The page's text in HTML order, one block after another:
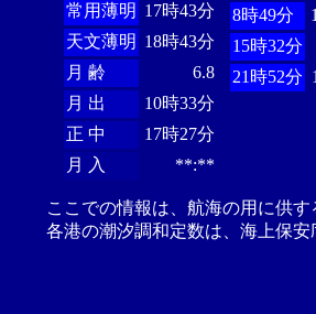
常用薄明 17時43分
天文薄明 18時43分
月 齢
6.8
月 出
10時33分
正 中
17時27分
月 入
**:**
8時49分
15時32分
21時52分
ここでの情報は、航海の用に供
各港の潮汐調和定数は、海上保